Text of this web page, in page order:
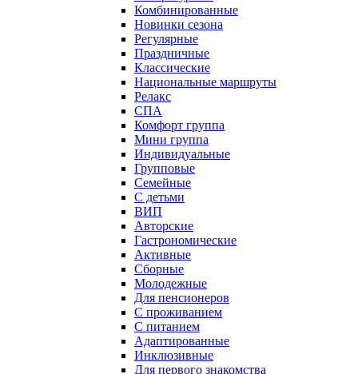
Комбинированные
Новинки сезона
Регулярные
Праздничные
Классические
Национальные маршруты
Релакс
СПА
Комфорт группа
Мини группа
Индивидуальные
Групповые
Семейные
С детьми
ВИП
Авторские
Гастрономические
Активные
Сборные
Молодежные
Для пенсионеров
С проживанием
С питанием
Адаптированные
Инклюзивные
Для первого знакомства